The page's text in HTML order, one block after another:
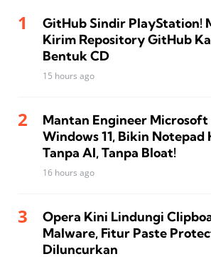
GitHub Sindir PlayStation!
Kirim Repository GitHub
Bentuk CD
15 hours ago
Mantan Engineer
Windows 11, Bikin Notepad
Tanpa AI, Tanpa Bloat!
16 hours ago
Opera Kini Lindungi
Malware, Fitur Paste
Diluncurkan